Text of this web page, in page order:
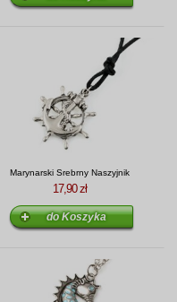
Marynarski Srebrny Naszyjnik
17,90 zł